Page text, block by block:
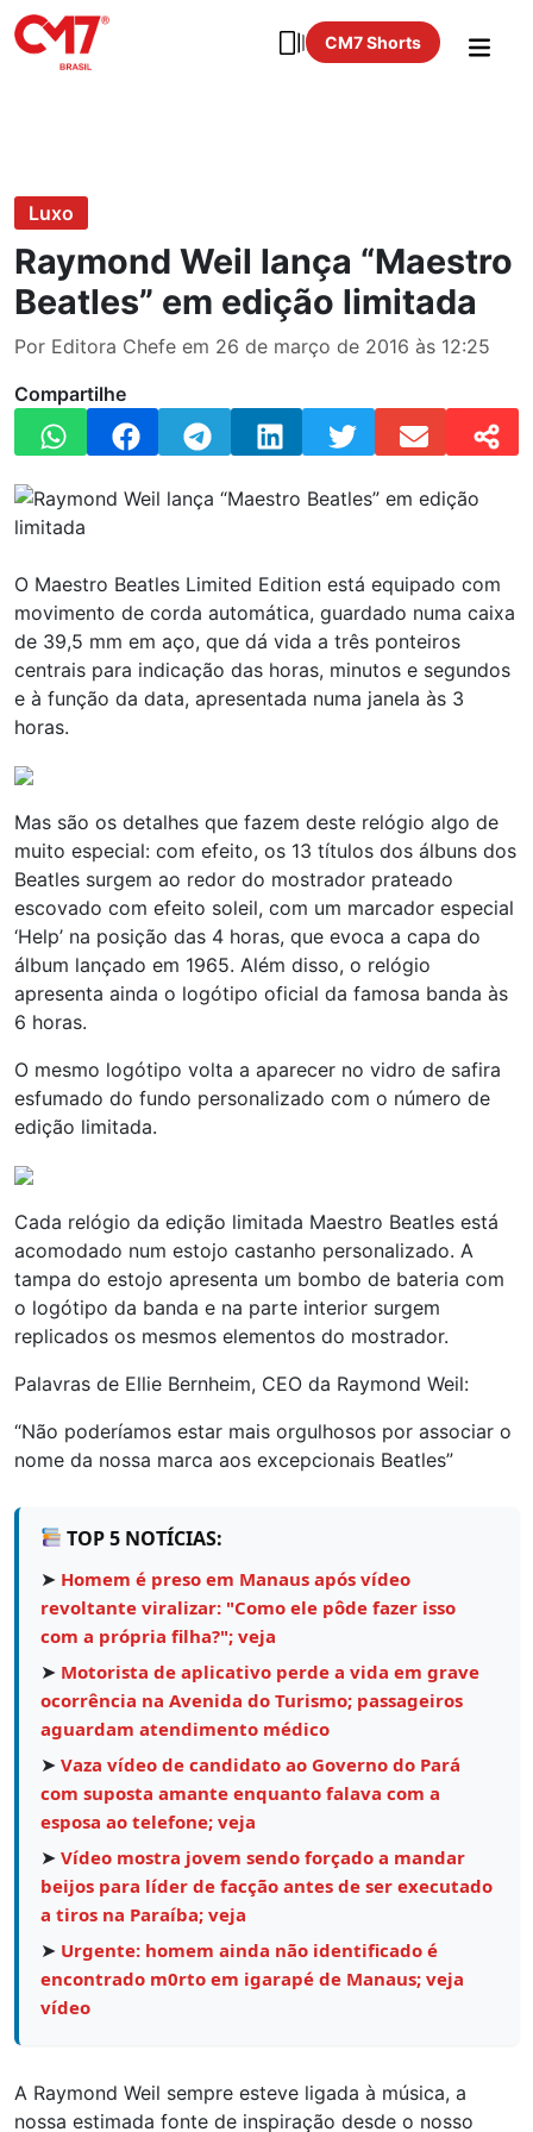
CM7 Shorts
Luxo
Raymond Weil lança “Maestro
Beatles” em edição limitada
Por Editora Chefe em 26 de março de 2016 às 12:25
Compartilhe
O Maestro Beatles Limited Edition está equipado com
movimento de corda automática, guardado numa caixa
de 39,5 mm em aço, que dá vida a três ponteiros
centrais para indicação das horas, minutos e segundos
e à função da data, apresentada numa janela às 3
horas.
Mas são os detalhes que fazem deste relógio algo de
muito especial: com efeito, os 13 títulos dos álbuns dos
Beatles surgem ao redor do mostrador prateado
escovado com efeito soleil, com um marcador especial
‘Help’ na posição das 4 horas, que evoca a capa do
álbum lançado em 1965. Além disso, o relógio
apresenta ainda o logótipo oficial da famosa banda às
6 horas.
O mesmo logótipo volta a aparecer no vidro de safira
esfumado do fundo personalizado com o número de
edição limitada.
Cada relógio da edição limitada Maestro Beatles está
acomodado num estojo castanho personalizado. A
tampa do estojo apresenta um bombo de bateria com
o logótipo da banda e na parte interior surgem
replicados os mesmos elementos do mostrador.
Palavras de Ellie Bernheim, CEO da Raymond Weil:
“Não poderíamos estar mais orgulhosos por associar o
nome da nossa marca aos excepcionais Beatles”
TOP 5 NOTÍCIAS:
➤ Homem é preso em Manaus após vídeo
revoltante viralizar: "Como ele pôde fazer isso
com a própria filha?"; veja
➤ Motorista de aplicativo perde a vida em grave
ocorrência na Avenida do Turismo; passageiros
aguardam atendimento médico
➤ Vaza vídeo de candidato ao Governo do Pará
com suposta amante enquanto falava com a
esposa ao telefone; veja
➤ Vídeo mostra jovem sendo forçado a mandar
beijos para líder de facção antes de ser executado
a tiros na Paraíba; veja
➤ Urgente: homem ainda não identificado é
encontrado m0rto em igarapé de Manaus; veja
vídeo
A Raymond Weil sempre esteve ligada à música, a
nossa estimada fonte de inspiração desde o nosso